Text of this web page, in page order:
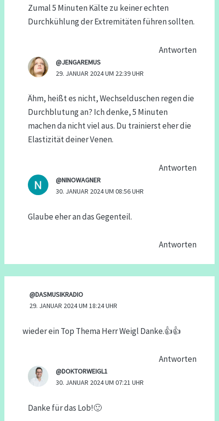
Zumal 5 Minuten Kälte zu keiner echten
Durchkühlung der Extremitäten führen sollten.
Antworten
@JENGAREMUS
29. JANUAR 2024 UM 22:39 UHR
Ähm, heißt es nicht, Wechselduschen regen die
Durchblutung an? Ich denke, 5 Minuten
machen da nicht viel aus. Du trainierst eher die
Elastizität deiner Venen.
Antworten
@NINOWAGNER
30. JANUAR 2024 UM 08:56 UHR
Glaube eher an das Gegenteil.
Antworten
@DASMUSIKRADIO
29. JANUAR 2024 UM 18:24 UHR
wieder ein Top Thema Herr Weigl Danke.👍👍
Antworten
@DOKTORWEIGL1
30. JANUAR 2024 UM 07:21 UHR
Danke für das Lob!🙂